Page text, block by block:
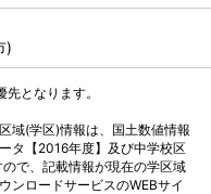
)
となります。
域(学区)情報は、国土数値情報
タ【2016年度】及び中学校区
で、記載情報が現在の学区域
ンロードサービスのWEBサイ